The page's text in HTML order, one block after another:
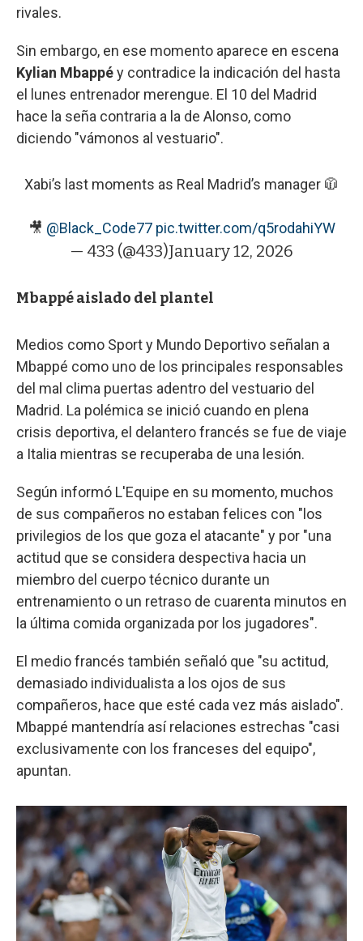
rivales.
Sin embargo, en ese momento aparece en escena
Kylian Mbappéy contradice la indicación del hasta
el lunes entrenador merengue. El 10 del Madrid
hace la seña contraria a la de Alonso, como
diciendo "vámonos al vestuario".
Xabi’s last moments as Real Madrid’s manager 🧥
🎥 @Black_Code77 pic.twitter.com/q5rodahiYW
— 433 (@433)January 12, 2026
Mbappé aislado del plantel
Medios como Sport y Mundo Deportivo señalan a
Mbappé como uno de los principales responsables
del mal clima puertas adentro del vestuario del
Madrid. La polémica se inició cuando en plena
crisis deportiva, el delantero francés se fue de viaje
a Italia mientras se recuperaba de una lesión.
Según informó L'Equipe en su momento, muchos
de sus compañeros no estaban felices con "los
privilegios de los que goza el atacante" y por "una
actitud que se considera despectiva hacia un
miembro del cuerpo técnico durante un
entrenamiento o un retraso de cuarenta minutos en
la última comida organizada por los jugadores".
El medio francés también señaló que "su actitud,
demasiado individualista a los ojos de sus
compañeros, hace que esté cada vez más aislado".
Mbappé mantendría así relaciones estrechas "casi
exclusivamente con los franceses del equipo",
apuntan.